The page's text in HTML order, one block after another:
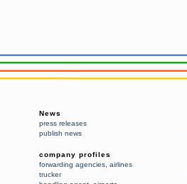
News
press releases
publish news
company profiles
forwarding agencies airlines
trucker